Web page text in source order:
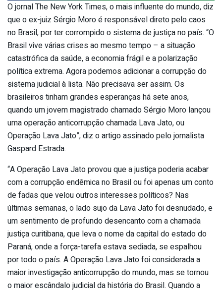
O jornal The New York Times, o mais influente do mundo, diz
que o ex-juiz Sérgio Moro é responsável direto pelo caos
no Brasil, por ter corrompido o sistema de justiça no país. “O
Brasil vive várias crises ao mesmo tempo – a situação
catastrófica da saúde, a economia frágil e a polarização
política extrema. Agora podemos adicionar a corrupção do
sistema judicial à lista. Não precisava ser assim. Os
brasileiros tinham grandes esperanças há sete anos,
quando um jovem magistrado chamado Sérgio Moro lançou
uma operação anticorrupção chamada Lava Jato, ou
Operação Lava Jato”, diz o artigo assinado pelo jornalista
Gaspard Estrada.
“A Operação Lava Jato provou que a justiça poderia acabar
com a corrupção endêmica no Brasil ou foi apenas um conto
de fadas que velou outros interesses políticos? Nas
últimas semanas, o lado sujo da Lava Jato foi desnudado, e
um sentimento de profundo desencanto com a chamada
justiça curitibana, que leva o nome da capital do estado do
Paraná, onde a força-tarefa estava sediada, se espalhou
por todo o país. A Operação Lava Jato foi considerada a
maior investigação anticorrupção do mundo, mas se tornou
o maior escândalo judicial da história do Brasil. Quando a